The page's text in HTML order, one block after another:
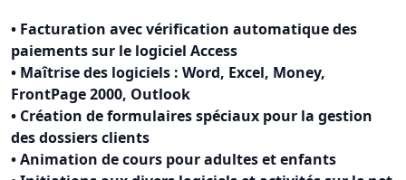
• Facturation avec vérification automatique des
paiements sur le logiciel Access
• Maîtrise des logiciels : Word, Excel, Money,
FrontPage 2000, Outlook
• Création de formulaires spéciaux pour la gestion
des dossiers clients
• Animation de cours pour adultes et enfants